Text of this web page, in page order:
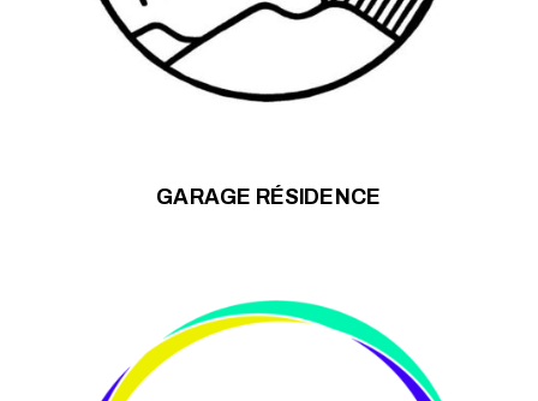
GARAGE RÉSIDENCE